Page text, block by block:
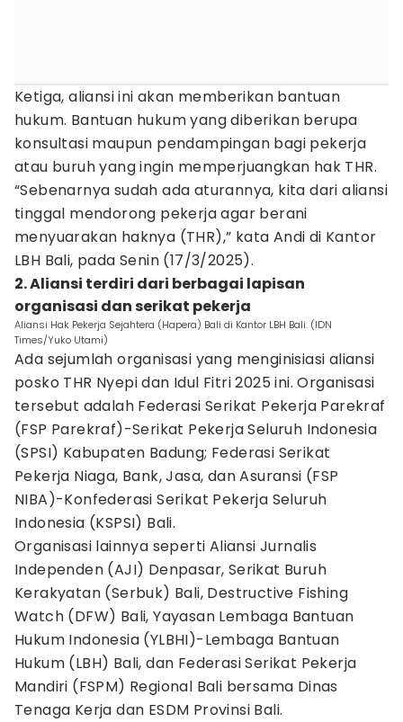
Ketiga, aliansi ini akan memberikan bantuan
hukum. Bantuan hukum yang diberikan berupa
konsultasi maupun pendampingan bagi pekerja
atau buruh yang ingin memperjuangkan hak THR.
“Sebenarnya sudah ada aturannya, kita dari aliansi
tinggal mendorong pekerja agar berani
menyuarakan haknya (THR),” kata Andi di Kantor
LBH Bali, pada Senin (17/3/2025).
2. Aliansi terdiri dari berbagai lapisan
organisasi dan serikat pekerja
Aliansi Hak Pekerja Sejahtera (Hapera) Bali di Kantor LBH Bali. (IDN
Times/Yuko Utami)
Ada sejumlah organisasi yang menginisiasi aliansi
posko THR Nyepi dan Idul Fitri 2025 ini. Organisasi
tersebut adalah Federasi Serikat Pekerja Parekraf
(FSP Parekraf)-Serikat Pekerja Seluruh Indonesia
(SPSI) Kabupaten Badung; Federasi Serikat
Pekerja Niaga, Bank, Jasa, dan Asuransi (FSP
NIBA)-Konfederasi Serikat Pekerja Seluruh
Indonesia (KSPSI) Bali.
Organisasi lainnya seperti Aliansi Jurnalis
Independen (AJI) Denpasar, Serikat Buruh
Kerakyatan (Serbuk) Bali, Destructive Fishing
Watch (DFW) Bali, Yayasan Lembaga Bantuan
Hukum Indonesia (YLBHI)-Lembaga Bantuan
Hukum (LBH) Bali, dan Federasi Serikat Pekerja
Mandiri (FSPM) Regional Bali bersama Dinas
Tenaga Kerja dan ESDM Provinsi Bali.